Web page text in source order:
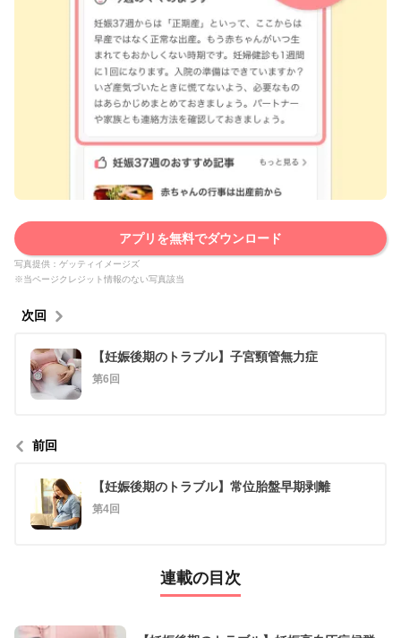
アプリを無料でダウンロード
写真提供：ゲッティイメージズ
※当ページクレジット情報のない写真該当
次回
【妊娠後期のトラブル】子宮頸管無力症
第6回
前回
【妊娠後期のトラブル】常位胎盤早期剥離
第4回
連載の目次